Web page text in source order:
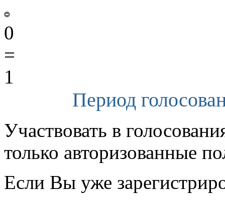
0
=
1
Период
Участвовать в
только авторизованные
Если Вы уже